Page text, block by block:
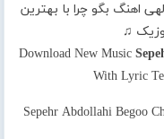
اهنگ بگو چرا با بهترین
♫
Download New Music
With Lyric